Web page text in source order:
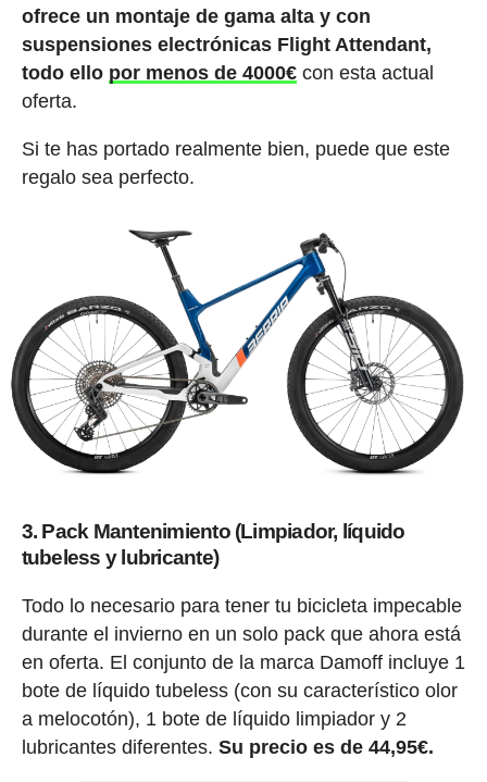
ofrece un montaje de gama alta y con
suspensiones electrónicas Flight Attendant,
todo ello por menos de 4000€ con esta actual
oferta.
Si te has portado realmente bien, puede que este
regalo sea perfecto.
3. Pack Mantenimiento (Limpiador, líquido
tubeless y lubricante)
Todo lo necesario para tener tu bicicleta impecable
durante el invierno en un solo pack que ahora está
en oferta. El conjunto de la marca Damoff incluye 1
bote de líquido tubeless (con su característico olor
a melocotón), 1 bote de líquido limpiador y 2
lubricantes diferentes. Su precio es de 44,95€.